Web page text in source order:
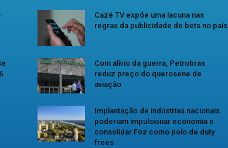
Cazé TV expõe uma lacuna nas
regras da publicidade de bets no país
Com alívio da guerra, Petrobras
reduz preço do querosene de
aviação
Implantação de indústrias nacionais
poderiam impulsionar economia e
consolidar Foz como polo de duty
frees